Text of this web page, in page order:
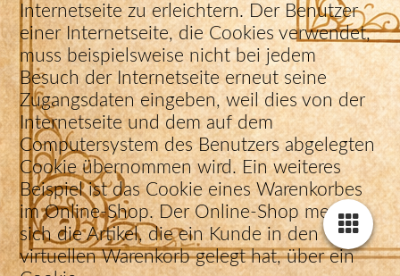
Internetseite zu erleichtern. Der Benutzer
einer Internetseite, die Cookies verwendet,
muss beispielsweise nicht bei jedem
Besuch der Internetseite erneut seine
Zugangsdaten eingeben, weil dies von der
Internetseite und dem auf dem
Computersystem des Benutzers abgelegten
Cookie übernommen wird. Ein weiteres
Beispiel ist das Cookie eines Warenkorbes
im Online-Shop. Der Online-Shop merkt
sich die Artikel, die ein Kunde in den
virtuellen Warenkorb gelegt hat, über ein